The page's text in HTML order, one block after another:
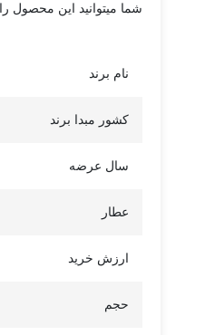
شما میتوانید این محصول را
نام برند
کشور مبدا برند
سال عرضه
عطار
ارزش خرید
حجم